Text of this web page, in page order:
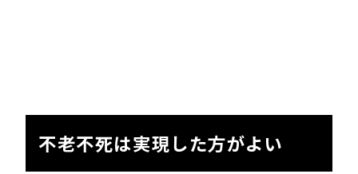
不老不死は実現した方がよい